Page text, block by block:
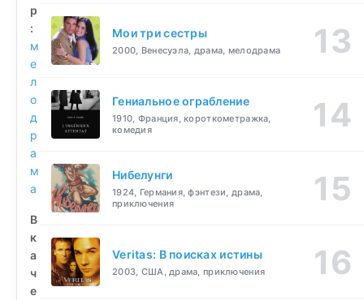
р
:
м
е
л
о
д
р
а
м
а
В
к
а
ч
е
Мои три сестры
2000, Венесуэла, драма, мелодрама
Гениальное ограбление
1910, Франция, короткометражка,
комедия
Нибелунги
1924, Германия, фэнтези, драма,
приключения
Veritas: В поисках истины
2003, США, драма, приключения